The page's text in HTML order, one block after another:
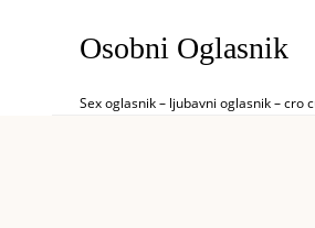
Osobni Oglasnik
Sex oglasnik – ljubavni oglasnik – cro